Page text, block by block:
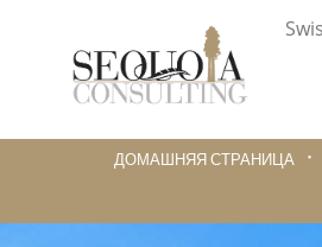
ДОМАШНЯЯ СТРАНИЦА